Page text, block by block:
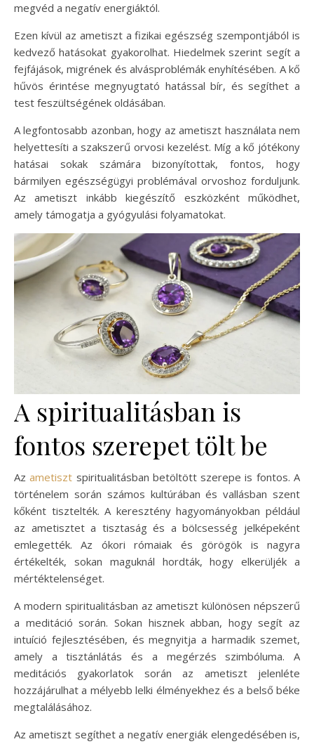
megvéd a negatív energiáktól.
Ezen kívül az ametiszt a fizikai egészség szempontjából is
kedvező hatásokat gyakorolhat. Hiedelmek szerint segít a
fejfájások, migrének és alvásproblémák enyhítésében. A kő
hűvös érintése megnyugtató hatással bír, és segíthet a
test feszültségének oldásában.
A legfontosabb azonban, hogy az ametiszt használata nem
helyettesíti a szakszerű orvosi kezelést. Míg a kő jótékony
hatásai sokak számára bizonyítottak, fontos, hogy
bármilyen egészségügyi problémával orvoshoz forduljunk.
Az ametiszt inkább kiegészítő eszközként működhet,
amely támogatja a gyógyulási folyamatokat.
A spiritualitásban is
fontos szerepet tölt be
Azametiszt spiritualitásban betöltött szerepe is fontos. A
történelem során számos kultúrában és vallásban szent
kőként tisztelték. A keresztény hagyományokban például
az ametisztet a tisztaság és a bölcsesség jelképeként
emlegették. Az ókori rómaiak és görögök is nagyra
értékelték, sokan maguknál hordták, hogy elkerüljék a
mértéktelenséget.
A modern spiritualitásban az ametiszt különösen népszerű
a meditáció során. Sokan hisznek abban, hogy segít az
intuíció fejlesztésében, és megnyitja a harmadik szemet,
amely a tisztánlátás és a megérzés szimbóluma. A
meditációs gyakorlatok során az ametiszt jelenléte
hozzájárulhat a mélyebb lelki élményekhez és a belső béke
megtalálásához.
Az ametiszt segíthet a negatív energiák elengedésében is,